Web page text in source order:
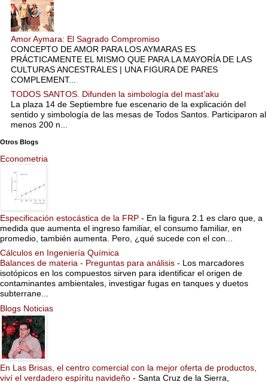
Amor Aymara: El Sagrado Compromiso
CONCEPTO DE AMOR PARA LOS AYMARAS ES
PRÁCTICAMENTE EL MISMO QUE PARA LA MAYORÍA DE LAS
CULTURAS ANCESTRALES | UNA FIGURA DE PARES
COMPLEMENT...
TODOS SANTOS. Difunden la simbología del mast’aku
La plaza 14 de Septiembre fue escenario de la explicación del
sentido y simbología de las mesas de Todos Santos. Participaron al
menos 200 n...
Otros Blogs
Econometria
Especificación estocástica de la FRP - En la figura 2.1 es claro que, a
medida que aumenta el ingreso familiar, el consumo familiar, en
promedio, también aumenta. Pero, ¿qué sucede con el con...
Cálculos en Ingeniería Química
Balances de materia - Preguntas para análisis - Los marcadores
isotópicos en los compuestos sirven para identificar el origen de
contaminantes ambientales, investigar fugas en tanques y duetos
subterrane...
Blogs Noticias
En Las Brisas, el centro comercial con la mejor oferta de productos,
viví el verdadero espíritu navideño - Santa Cruz de la Sierra,